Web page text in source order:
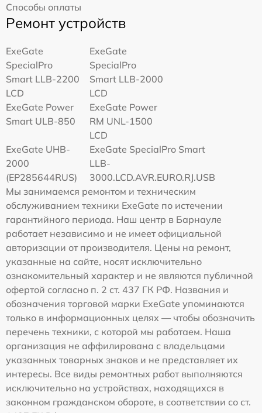
Способы оплаты
Ремонт устройств
ExeGate
SpecialPro
Smart LLB-2200
LCD
ExeGate
SpecialPro
Smart LLB-2000
LCD
ExeGate Power
Smart ULB-850
ExeGate Power
RM UNL-1500
LCD
ExeGate UHB-
2000
(EP285644RUS)
ExeGate SpecialPro Smart
LLB-
3000.LCD.AVR.EURO.RJ.USB
Мы занимаемся ремонтом и техническим
обслуживанием техники ExeGate по истечении
гарантийного периода. Наш центр в Барнауле
работает независимо и не имеет официальной
авторизации от производителя. Цены на ремонт,
указанные на сайте, носят исключительно
ознакомительный характер и не являются публичной
офертой согласно п. 2 ст. 437 ГК РФ. Названия и
обозначения торговой марки ExeGate упоминаются
только в информационных целях — чтобы обозначить
перечень техники, с которой мы работаем. Наша
организация не аффилирована с владельцами
указанных товарных знаков и не представляет их
интересы. Все виды ремонтных работ выполняются
исключительно на устройствах, находящихся в
законном гражданском обороте, в соответствии со ст.